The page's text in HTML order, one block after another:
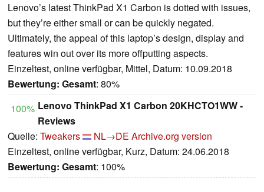
Lenovo’s latest ThinkPad X1 Carbon is dotted with issues,
but they’re either small or can be quickly negated.
Ultimately, the appeal of this laptop’s design, display and
features win out over its more offputting aspects.
Einzeltest, online verfügbar, Mittel, Datum: 10.09.2018
Bewertung: Gesamt: 80%
100% Lenovo ThinkPad X1 Carbon 20KHCTO1WW -
Reviews
Quelle: Tweakers NL→DE Archive.org version
Einzeltest, online verfügbar, Kurz, Datum: 24.06.2018
Bewertung: Gesamt: 100%